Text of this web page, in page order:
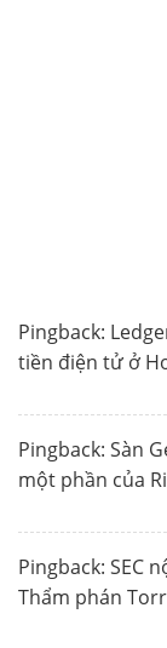
Pingback:
tiền điện tử ở
Pingback: Sàn
một phần của
Pingback: SEC
Thẩm phán